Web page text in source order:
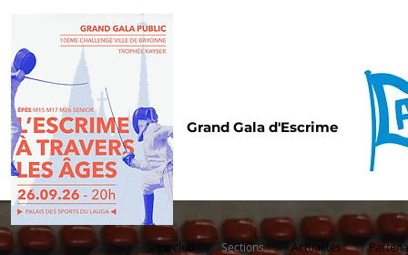
Grand Gala d'Escrime
Le club Sections Actualités